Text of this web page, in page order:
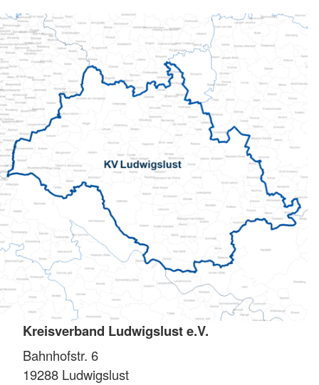
Kreisverband Ludwigslust e.V.
Bahnhofstr. 6
19288 Ludwigslust